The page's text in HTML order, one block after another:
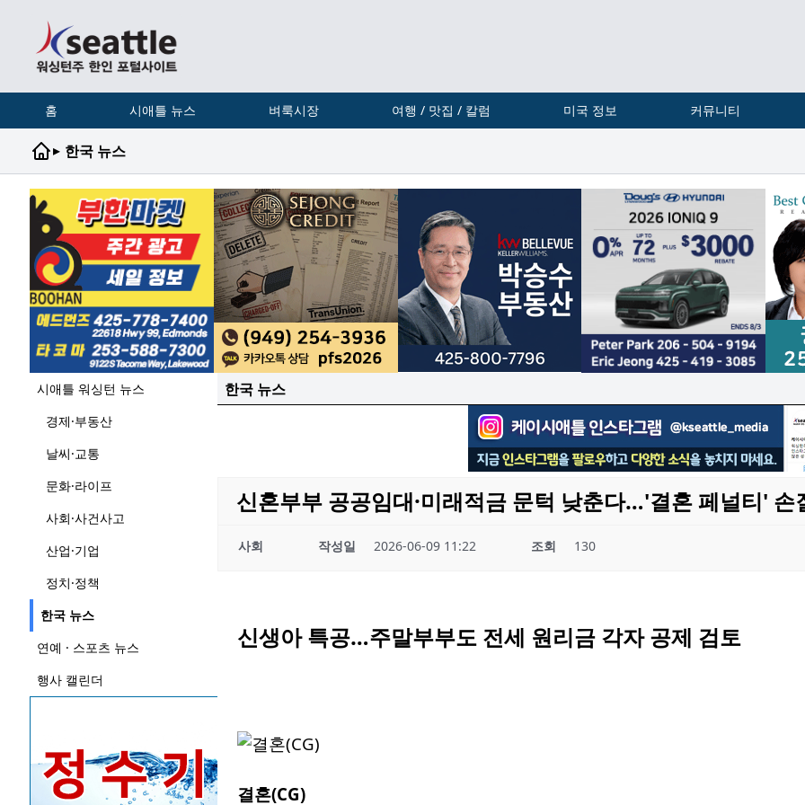
홈 시애틀 뉴스 벼룩시장 여행 / 맛집 / 칼럼 미국 정보 커뮤니티
▸ 한국 뉴스
시애틀 워싱턴 뉴스
경제·부동산
날씨·교통
문화·라이프
사회·사건사고
산업·기업
정치·정책
한국 뉴스
연예 · 스포츠 뉴스
행사 캘린더
한국 뉴스
신혼부부 공공임대·미래적금 문턱 낮춘다…'결혼 페널티' 손
사회 작성일 2026-06-09 11:22 조회 130
신생아 특공…주말부부도 전세 원리금 각자 공제 검토
결혼(CG)